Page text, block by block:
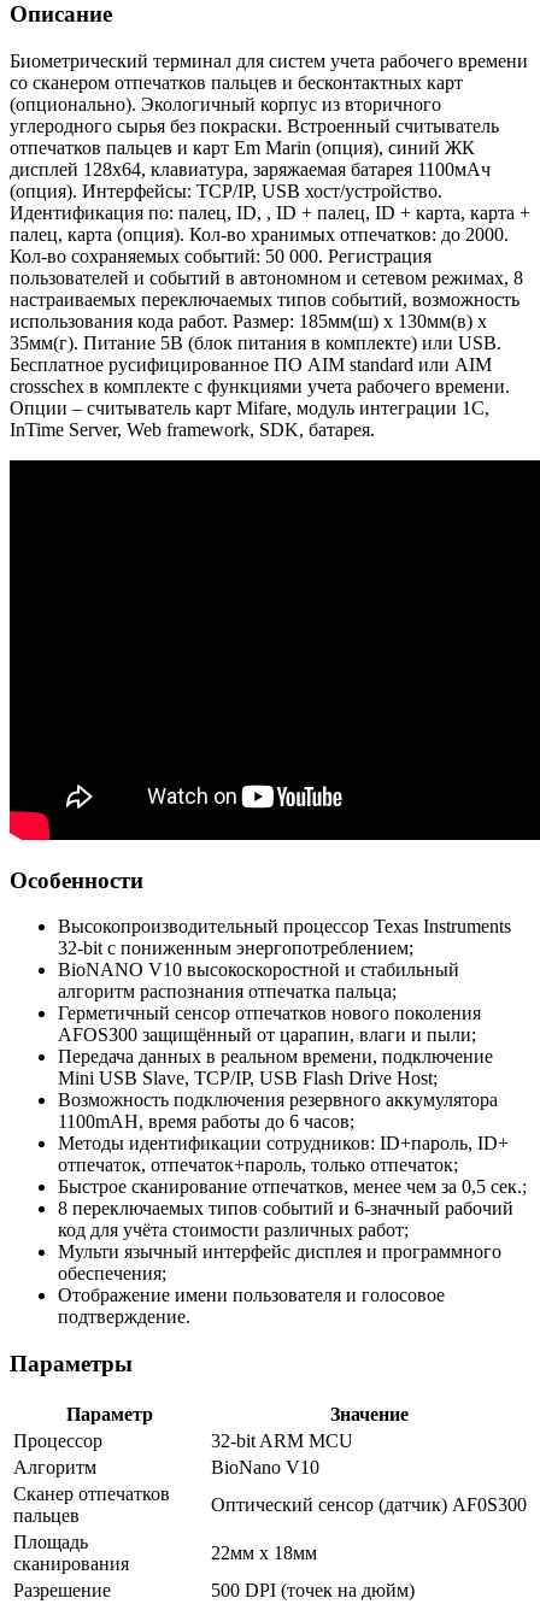
Описание
Биометрический терминал для систем учета рабочего времени
со сканером отпечатков пальцев и бесконтактных карт
(опционально). Экологичный корпус из вторичного
углеродного сырья без покраски. Встроенный считыватель
отпечатков пальцев и карт Em Marin (опция), синий ЖК
дисплей 128х64, клавиатура, заряжаемая батарея 1100мАч
(опция). Интерфейсы: TCP/IP, USB хост/устройство.
Идентификация по: палец, ID, , ID + палец, ID + карта, карта +
палец, карта (опция). Кол-во хранимых отпечатков: до 2000.
Кол-во сохраняемых событий: 50 000. Регистрация
пользователей и событий в автономном и сетевом режимах, 8
настраиваемых переключаемых типов событий, возможность
использования кода работ. Размер: 185мм(ш) x 130мм(в) x
35мм(г). Питание 5В (блок питания в комплекте) или USB.
Бесплатное русифицированное ПО AIM standard или AIM
crosschex в комплекте с функциями учета рабочего времени.
Опции – считыватель карт Mifare, модуль интеграции 1С,
InTime Server, Web framework, SDK, батарея.
Особенности
Высокопроизводительный процессор Texas Instruments
32-bit с пониженным энергопотреблением;
BioNANO V10 высокоскоростной и стабильный
алгоритм распознания отпечатка пальца;
Герметичный сенсор отпечатков нового поколения
AFOS300 защищённый от царапин, влаги и пыли;
Передача данных в реальном времени, подключение
Mini USB Slave, TCP/IP, USB Flash Drive Host;
Возможность подключения резервного аккумулятора
1100mAH, время работы до 6 часов;
Методы идентификации сотрудников: ID+пароль, ID+
отпечаток, отпечаток+пароль, только отпечаток;
Быстрое сканирование отпечатков, менее чем за 0,5 сек.;
8 переключаемых типов событий и 6-значный рабочий
код для учёта стоимости различных работ;
Мульти язычный интерфейс дисплея и программного
обеспечения;
Отображение имени пользователя и голосовое
подтверждение.
Параметры
Параметр
Значение
Процессор
32-bit ARM MCU
Алгоритм
BioNano V10
Сканер отпечатков
пальцев
Оптический сенсор (датчик) AF0S300
Площадь
сканирования
22мм х 18мм
Разрешение
500 DPI (точек на дюйм)